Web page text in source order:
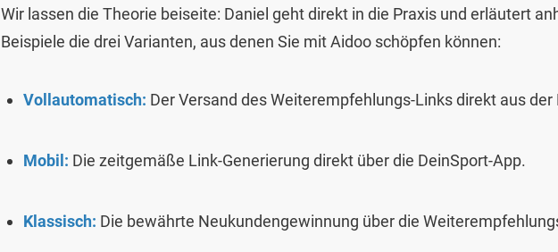
Wir lassen die Theorie beiseite: Daniel geht direkt in die Praxis und erläutert
Beispiele die drei Varianten, aus denen Sie mit Aidoo schöpfen können:
Vollautomatisch: Der Versand des Weiterempfehlungs-Links direkt aus der
Mobil: Die zeitgemäße Link-Generierung direkt über die DeinSport-App.
Klassisch: Die bewährte Neukundengewinnung über die